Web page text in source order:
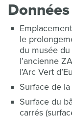
le
du musée
l’ancienne
l’Arc Vert
Surface de
Surface du
carrés